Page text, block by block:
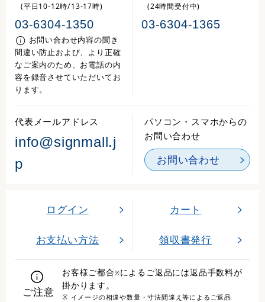
(平日10-12時/13-17時)
03-6304-1350
お問い合わせ内容の聞き
間違い防止および、より正確
なご案内のため、お電話の内
容を録音させていただいてお
ります。
(24時間受付中)
03-6304-1365
代表メールアドレス
info@signmall.j
p
パソコン・スマホからの
お問い合わせ
お問い合わせ
ログイン カート
お支払い方法 領収書発行
ご注意
お客様ご都合※によるご返品には返品手数料が
掛かります。
※ イメージの相違や数量・寸法間違え等によるご返品